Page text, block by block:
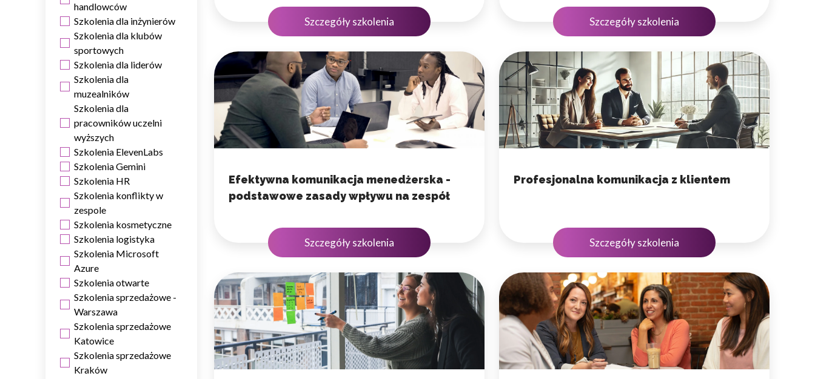
handlowców
Szkolenia dla inżynierów
Szkolenia dla klubów
sportowych
Szkolenia dla liderów
Szkolenia dla
muzealników
Szkolenia dla
pracowników uczelni
wyższych
Szkolenia ElevenLabs
Szkolenia Gemini
Szkolenia HR
Szkolenia konflikty w
zespole
Szkolenia kosmetyczne
Szkolenia logistyka
Szkolenia Microsoft
Azure
Szkolenia otwarte
Szkolenia sprzedażowe -
Warszawa
Szkolenia sprzedażowe
Katowice
Szkolenia sprzedażowe
Kraków
Szczegóły szkolenia Szczegóły szkolenia
Efektywna komunikacja menedżerska -
podstawowe zasady wpływu na zespół
Szczegóły szkolenia
Profesjonalna komunikacja z klientem
Szczegóły szkolenia
Wykorzystujemy pliki cookie do spersonalizowania treści i reklam, aby oferować funkcje społecznościowe i analizować ruch w